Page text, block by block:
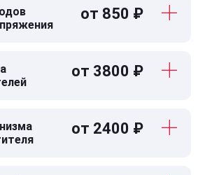
от 850 ₽
от 3800 ₽
от 2400 ₽